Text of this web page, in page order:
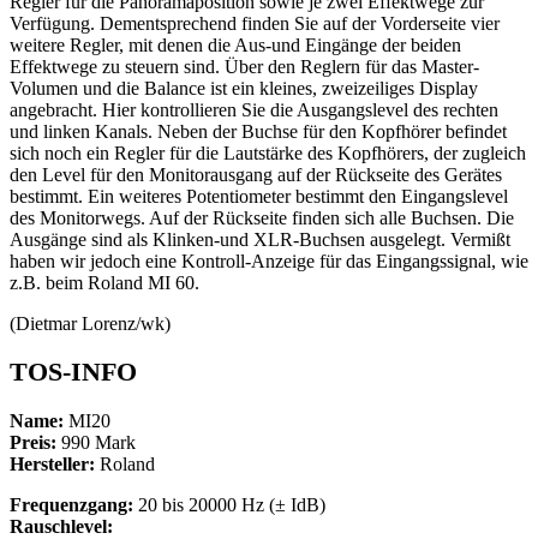
Verfügung. Dementsprechend finden Sie auf der Vorderseite vier
weitere Regler, mit denen die Aus-und Eingänge der beiden
Effektwege zu steuern sind. Über den Reglern für das Master-
Volumen und die Balance ist ein kleines, zweizeiliges Display
angebracht. Hier kontrollieren Sie die Ausgangslevel des rechten
und linken Kanals. Neben der Buchse für den Kopfhörer befindet
sich noch ein Regler für die Lautstärke des Kopfhörers, der zugleich
den Level für den Monitorausgang auf der Rückseite des Gerätes
bestimmt. Ein weiteres Potentiometer bestimmt den Eingangslevel
des Monitorwegs. Auf der Rückseite finden sich alle Buchsen. Die
Ausgänge sind als Klinken-und XLR-Buchsen ausgelegt. Vermißt
haben wir jedoch eine Kontroll-Anzeige für das Eingangssignal, wie
z.B. beim Roland MI 60.
(Dietmar Lorenz/wk)
TOS-INFO
Name: MI20
Preis: 990 Mark
Hersteller: Roland
Frequenzgang: 20 bis 20000 Hz (± IdB)
Rauschlevel: